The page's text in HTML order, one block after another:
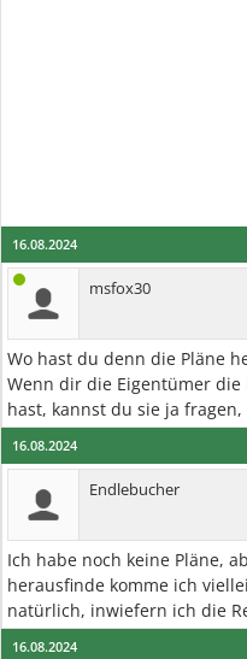
16.08.2024
msfox30
Wo hast du denn die Pläne
Wenn dir die Eigentümer
hast, kannst du sie ja
16.08.2024
Endlebucher
Ich habe noch keine Pläne,
herausfinde komme ich
natürlich, inwiefern ich die
16.08.2024